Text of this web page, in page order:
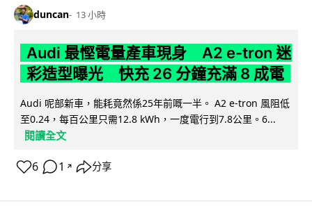
duncan 13 小時
Audi 最慳電量產車現身 A2 e-tron 迷
彩造型曝光 快充 26 分鐘充滿 8 成電
Audi 呢部新車，能耗竟然係25年前嘅一半。 A2 e-tron 風阻低
至0.24，每百公里只需12.8 kWh，一度電行到7.8公里。6...
閱讀全文
6 1 ↗ 分享